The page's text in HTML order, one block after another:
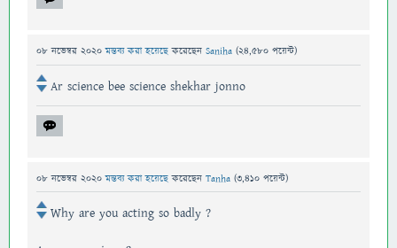
08 নভেম্বর 2020 মন্তব্য করা হয়েছেকরেছেন Saniha (24,580 পয়েন্ট)
Ar science bee science shekhar jonno
08 নভেম্বর 2020 মন্তব্য করা হয়েছেকরেছেন Tanha (3,410 পয়েন্ট)
Why are you acting so badly ?